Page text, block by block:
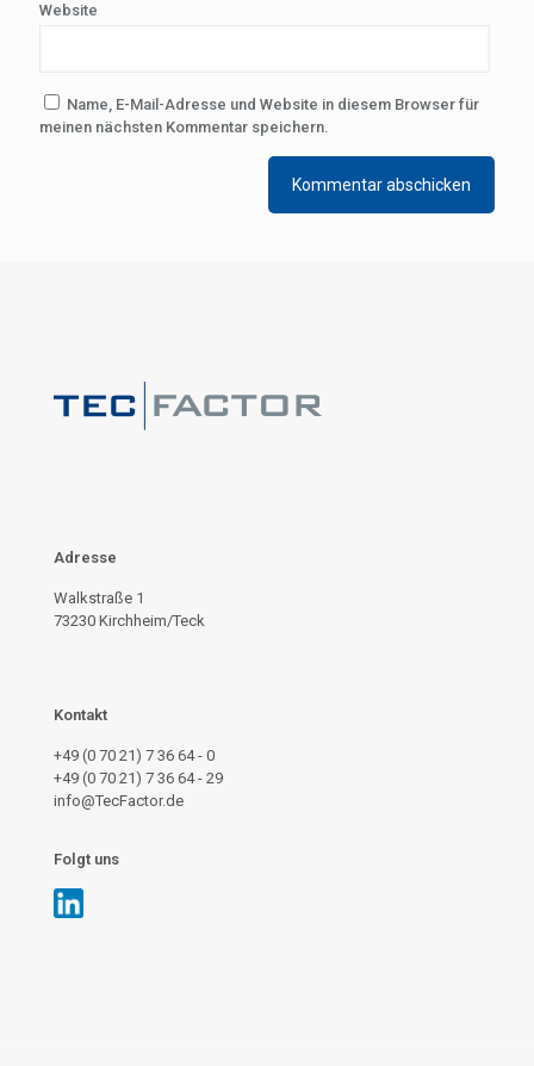
Website
Name, E-Mail-Adresse und Website in diesem Browser für
meinen nächsten Kommentar speichern.
Adresse
Walkstraße 1
73230 Kirchheim/Teck
Kontakt
+49 (0 70 21) 7 36 64 - 0
+49 (0 70 21) 7 36 64 - 29
info@TecFactor.de
Folgt uns